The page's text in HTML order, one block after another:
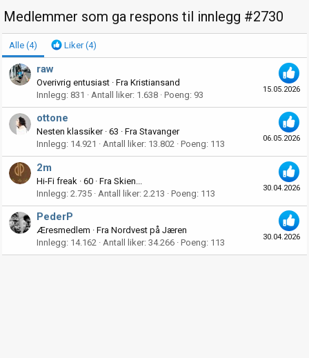
Medlemmer som ga respons til innlegg #2730
Alle (4) Liker(4)
15.05.2026
raw
Overivrig entusiast · Fra Kristiansand
Innlegg 831 Antall liker 1.638 Poeng 93
06.05.2026
ottone
Nesten klassiker · 63 · Fra Stavanger
Innlegg 14.921 Antall liker 13.802 Poeng 113
30.04.2026
2m
Hi-Fi freak · 60 · Fra Skien...
Innlegg 2.735 Antall liker 2.213 Poeng 113
30.04.2026
PederP
Æresmedlem · Fra Nordvest på Jæren
Innlegg 14.162 Antall liker 34.266 Poeng 113